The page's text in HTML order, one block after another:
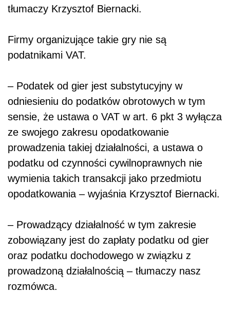
tłumaczy Krzysztof Biernacki.
Firmy organizujące takie gry nie są
podatnikami VAT.
– Podatek od gier jest substytucyjny w
odniesieniu do podatków obrotowych w tym
sensie, że ustawa o VAT w art. 6 pkt 3 wyłącza
ze swojego zakresu opodatkowanie
prowadzenia takiej działalności, a ustawa o
podatku od czynności cywilnoprawnych nie
wymienia takich transakcji jako przedmiotu
opodatkowania – wyjaśnia Krzysztof Biernacki.
– Prowadzący działalność w tym zakresie
zobowiązany jest do zapłaty podatku od gier
oraz podatku dochodowego w związku z
prowadzoną działalnością – tłumaczy nasz
rozmówca.